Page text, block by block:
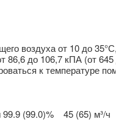
воздуха от 10 до
86,6 до 106,7 кПА (от
к температуре
99.9 (99.0)% 45 (65) м³/ч